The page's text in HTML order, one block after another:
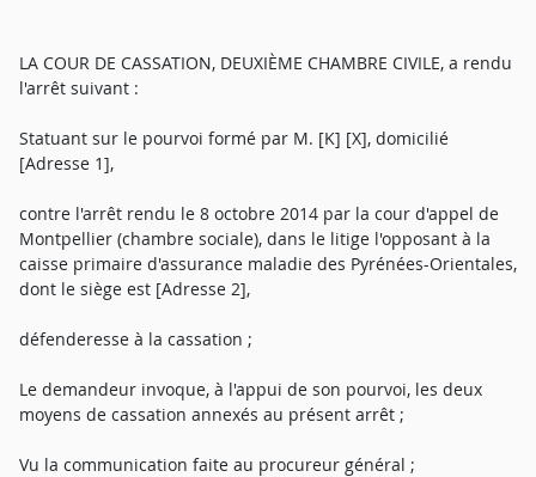
LA COUR DE CASSATION, DEUXIÈME CHAMBRE CIVILE, a rendu
l'arrêt suivant :
Statuant sur le pourvoi formé par M. [K] [X], domicilié
[Adresse 1],
contre l'arrêt rendu le 8 octobre 2014 par la cour d'appel de
Montpellier (chambre sociale), dans le litige l'opposant à la
caisse primaire d'assurance maladie des Pyrénées-Orientales,
dont le siège est [Adresse 2],
défenderesse à la cassation ;
Le demandeur invoque, à l'appui de son pourvoi, les deux
moyens de cassation annexés au présent arrêt ;
Vu la communication faite au procureur général ;